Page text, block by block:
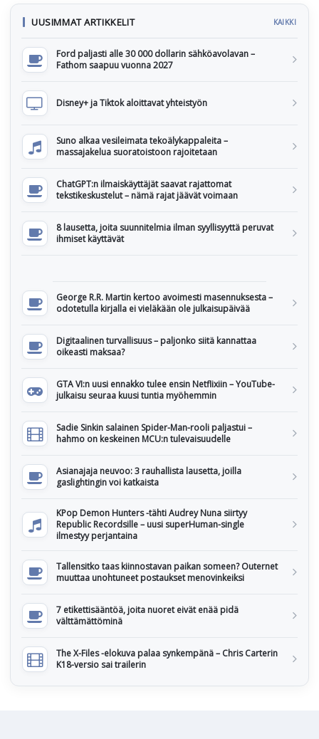
UUSIMMAT ARTIKKELIT KAIKKI
Ford paljasti alle 30 000 dollarin sähköavolavan –
Fathom saapuu vuonna 2027
Disney+ ja Tiktok aloittavat yhteistyön
Suno alkaa vesileimata tekoälykappaleita –
massajakelua suoratoistoon rajoitetaan
ChatGPT:n ilmaiskäyttäjät saavat rajattomat
tekstikeskustelut – nämä rajat jäävät voimaan
8 lausetta, joita suunnitelmia ilman syyllisyyttä peruvat
ihmiset käyttävät
George R.R. Martin kertoo avoimesti masennuksesta –
odotetulla kirjalla ei vieläkään ole julkaisupäivää
Digitaalinen turvallisuus – paljonko siitä kannattaa
oikeasti maksaa?
GTA VI:n uusi ennakko tulee ensin Netflixiin – YouTube-
julkaisu seuraa kuusi tuntia myöhemmin
Sadie Sinkin salainen Spider-Man-rooli paljastui –
hahmo on keskeinen MCU:n tulevaisuudelle
Asianajaja neuvoo: 3 rauhallista lausetta, joilla
gaslightingin voi katkaista
KPop Demon Hunters -tähti Audrey Nuna siirtyy
Republic Recordsille – uusi superHuman-single
ilmestyy perjantaina
Tallensitko taas kiinnostavan paikan someen? Outernet
muuttaa unohtuneet postaukset menovinkeiksi
7 etikettisääntöä, joita nuoret eivät enää pidä
välttämättöminä
The X-Files -elokuva palaa synkempänä – Chris Carterin
K18-versio sai trailerin